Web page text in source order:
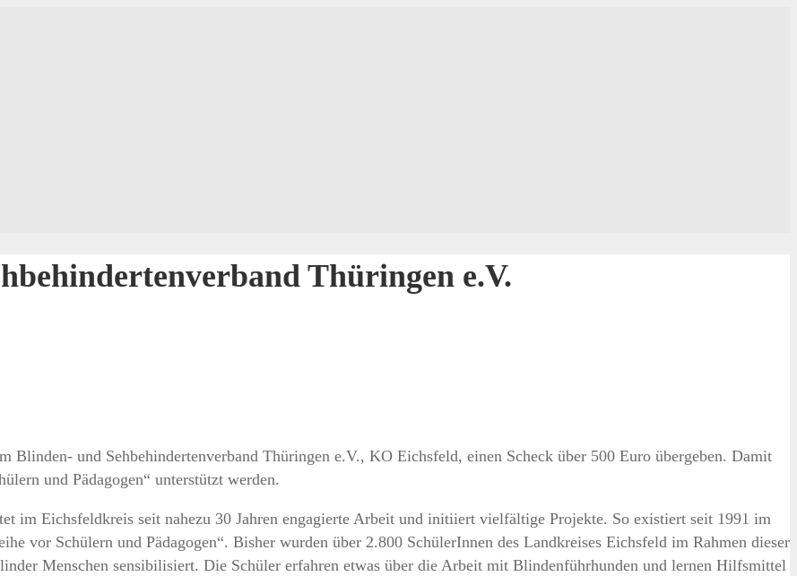
Thüringen e.V.
und Sehbehindertenverband Thüringen e.V., KO Eichsfeld, einen Scheck über 500 Euro übergeben. Damit
und Pädagogen“ unterstützt werden.
im Eichsfeldkreis seit nahezu 30 Jahren engagierte Arbeit und initiiert vielfältige Projekte. So existiert seit 1991 im
vor Schülern und Pädagogen“. Bisher wurden über 2.800 SchülerInnen des Landkreises Eichsfeld im Rahmen dieser
Menschen sensibilisiert. Die Schüler erfahren etwas über die Arbeit mit Blindenführhunden und lernen Hilfsmittel